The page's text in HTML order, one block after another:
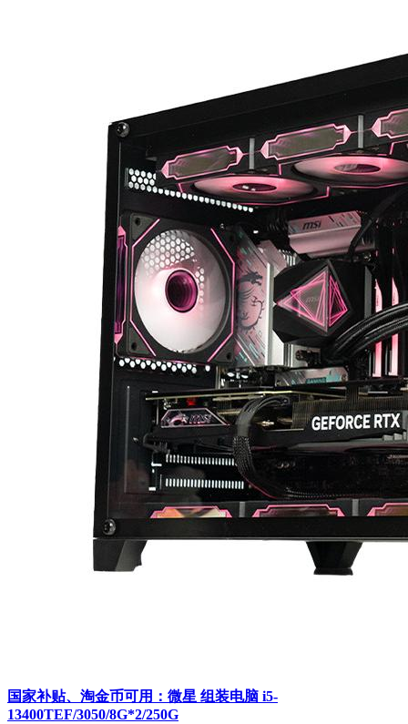
国家补贴、淘金币可用：微星 组装电脑 i5-
13400TEF/3050/8G*2/250G